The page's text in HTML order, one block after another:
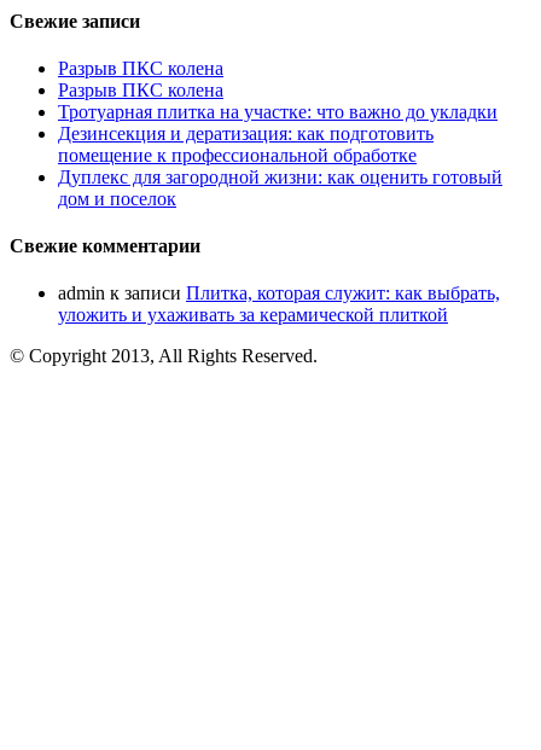
Свежие записи
Разрыв ПКС колена
Разрыв ПКС колена
Тротуарная плитка на участке: что важно до укладки
Дезинсекция и дератизация: как подготовить
помещение к профессиональной обработке
Дуплекс для загородной жизни: как оценить готовый
дом и поселок
Свежие комментарии
admin к записи Плитка, которая служит: как выбрать,
уложить и ухаживать за керамической плиткой
© Copyright 2013, All Rights Reserved.